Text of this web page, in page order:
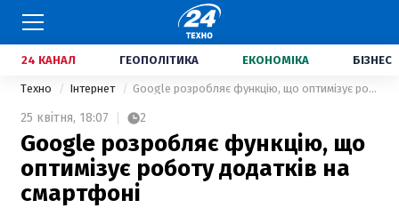
24 КАНАЛ ГЕОПОЛІТИКА ЕКОНОМІКА БІЗНЕС
Техно Інтернет Google розробляє функцію, що оптимізує роботу додатків на смартфоні
25 квітня, 18:07 2
Google розробляє функцію, що
оптимізує роботу додатків на
смартфоні